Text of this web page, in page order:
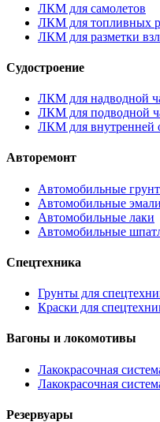
ЛКМ для самолетов
ЛКМ для топливных
ЛКМ для разметки
Судостроение
ЛКМ для надводной
ЛКМ для подводной
ЛКМ для внутренней
Авторемонт
Автомобильные
Автомобильные эмали
Автомобильные лаки
Автомобильные
Спецтехника
Грунты для
Краски для
Вагоны и локомотивы
Лакокрасочная
Лакокрасочная
Резервуары